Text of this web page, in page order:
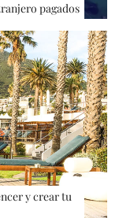
pagados
y crear tu